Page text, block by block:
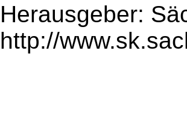
Herausgeber:
http://